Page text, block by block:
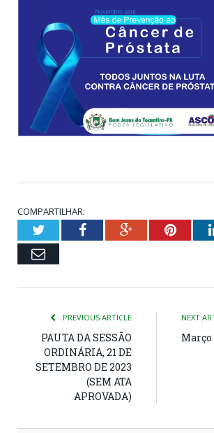
COMPARTILHAR:
TwitterFacebookGoogle+
Email
PREVIOUS ARTICLE
PAUTA DA SESSÃO
ORDINÁRIA, 21 DE
SETEMBRO DE 2023
(SEM ATA
APROVADA)
NEXT